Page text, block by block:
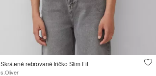
Skrátené rebrované tričko Slim Fit
s.Oliver